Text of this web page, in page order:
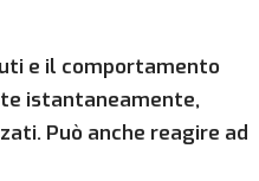
e il comportamento
istantaneamente,
Può anche reagire ad